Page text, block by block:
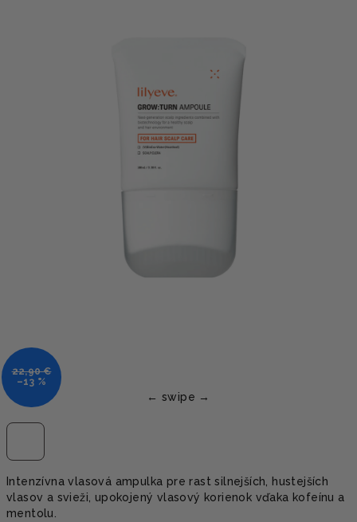
Intenzívna vlasová ampulka pre rast silnejších, hustejších
vlasov a svieži, upokojený vlasový korienok vďaka kofeínu a
mentolu.
22,90 €
–13 %